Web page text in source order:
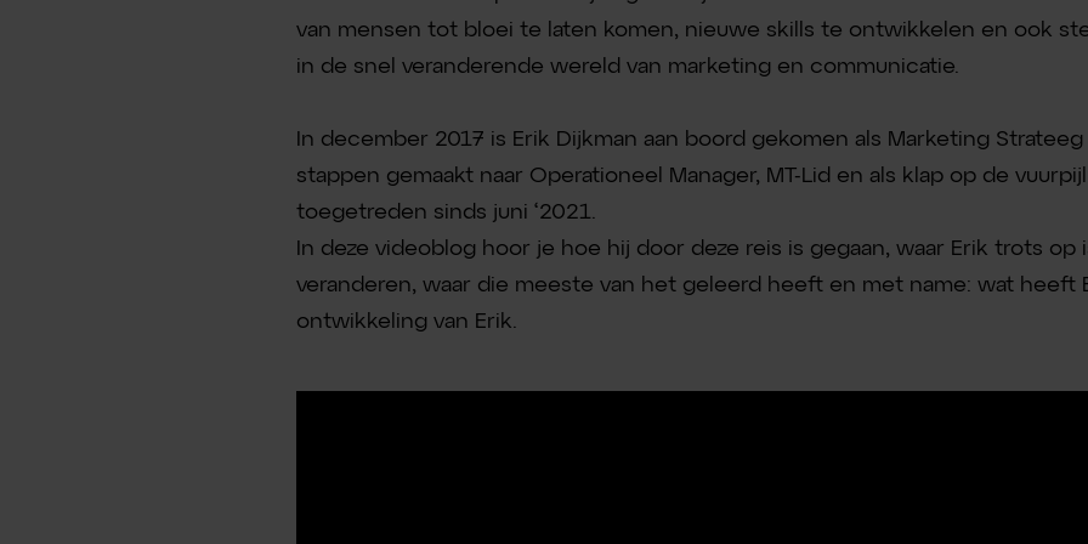
van mensen tot bloei te laten komen, nieuwe skills te ontwikkelen en ook
in de snel veranderende wereld van marketing en communicatie.
In december 2017 is Erik Dijkman aan boord gekomen als Marketing
stappen gemaakt naar Operationeel Manager, MT-Lid en als klap op de
toegetreden sinds juni ‘2021.
In deze videoblog hoor je hoe hij door deze reis is gegaan, waar Erik trots op
veranderen, waar die meeste van het geleerd heeft en met name: wat heeft
ontwikkeling van Erik.